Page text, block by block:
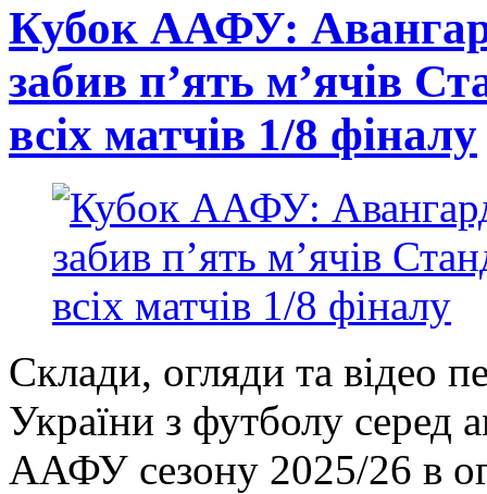
Кубок ААФУ:
забив п’ять м’ячів
всіх матчів 1/8 фіналу
Склади, огляди та відео
України з футболу серед
ААФУ сезону 2025/26 в